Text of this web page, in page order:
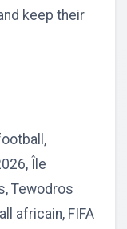
keep their
Île
Tewodros
africain, FIFA